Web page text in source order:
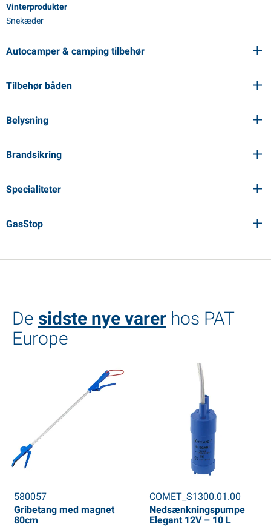
Vinterprodukter
Snekæder
Autocamper & camping tilbehør
Tilbehør båden
Belysning
Brandsikring
Specialiteter
GasStop
De sidste nye varer hos PAT
Europe
580057
Gribetang med magnet
80cm
COMET_S1300.01.00
Nedsænkningspumpe
Elegant 12V – 10 L